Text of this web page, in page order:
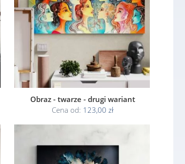
Obraz - twarze - drugi wariant
Cena od: 123,00 zł